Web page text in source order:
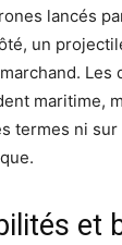
lancés par
un
Les
maritime,
termes ni
et